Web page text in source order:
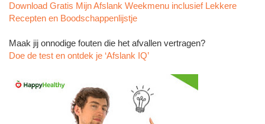
Download Gratis Mijn Afslank Weekmenu inclusief Lekkere
Recepten en Boodschappenlijstje
Maak jij onnodige fouten die het afvallen vertragen?
Doe de test en ontdek je ‘Afslank IQ’